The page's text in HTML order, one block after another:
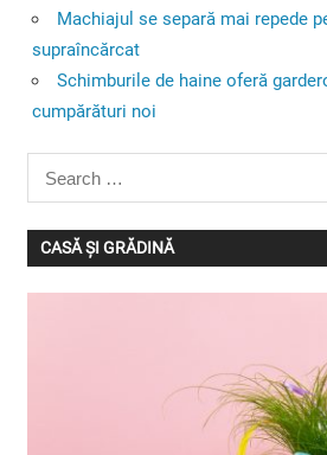
Machiajul se separă mai repede
supraîncărcat
Schimburile de haine oferă
cumpărături noi
Search
for:
CASĂ ȘI GRĂDINĂ